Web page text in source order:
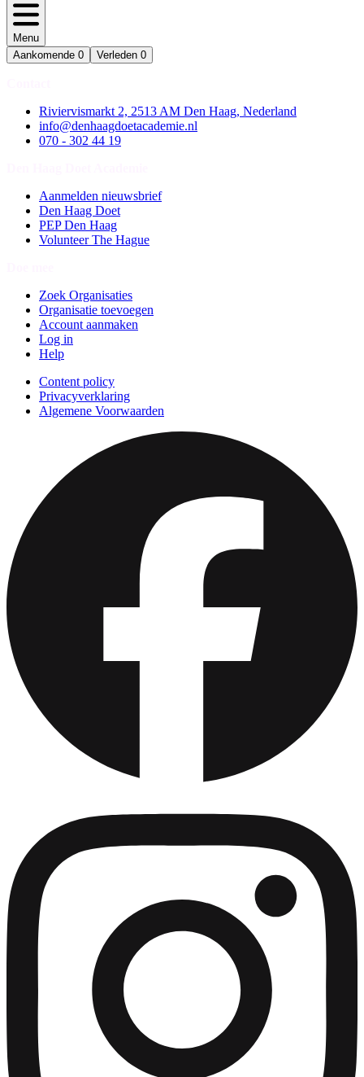
Menu
Aankomende 0 Verleden 0
Riviervismarkt 2, 2513 AM Den Haag, Nederland
info@denhaagdoetacademie.nl
070 - 302 44 19
Aanmelden nieuwsbrief
Den Haag Doet
PEP Den Haag
Volunteer The Hague
Zoek Organisaties
Organisatie toevoegen
Account aanmaken
Log in
Help
Content policy
Privacyverklaring
Algemene Voorwaarden